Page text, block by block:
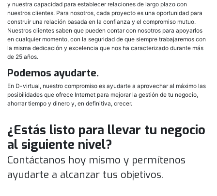
y nuestra capacidad para establecer relaciones de largo plazo con
nuestros clientes. Para nosotros, cada proyecto es una oportunidad para
construir una relación basada en la confianza y el compromiso mutuo.
Nuestros clientes saben que pueden contar con nosotros para apoyarlos
en cualquier momento, con la seguridad de que siempre trabajaremos con
la misma dedicación y excelencia que nos ha caracterizado durante más
de 25 años.
Podemos ayudarte.
En D-virtual, nuestro compromiso es ayudarte a aprovechar al máximo las
posibilidades que ofrece Internet para mejorar la gestión de tu negocio,
ahorrar tiempo y dinero y, en definitiva, crecer.
¿Estás listo para llevar tu negocio
al siguiente nivel?
Contáctanos hoy mismo y permítenos
ayudarte a alcanzar tus objetivos.